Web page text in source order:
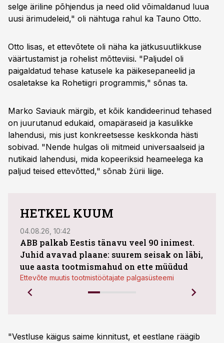
selge äriline põhjendus ja need olid võimaldanud luua
uusi ärimudeleid," oli nähtuga rahul ka Tauno Otto.
Otto lisas, et ettevõtete oli näha ka jätkusuutlikkuse
väärtustamist ja rohelist mõtteviisi. "Paljudel oli
paigaldatud tehase katusele ka päikesepaneelid ja
osaletakse ka Rohetiigri programmis," sõnas ta.
Marko Saviauk märgib, et kõik kandideerinud tehased
on juurutanud edukaid, omapäraseid ja kasulikke
lahendusi, mis just konkreetsesse keskkonda hästi
sobivad. "Nende hulgas oli mitmeid universaalseid ja
nutikaid lahendusi, mida kopeeriksid heameelega ka
paljud teised ettevõtted," sõnab žürii liige.
HETKEL KUUM
04.08.26, 10:42
ABB palkab Eestis tänavu veel 90 inimest.
Juhid avavad plaane: suurem seisak on läbi,
uue aasta tootmismahud on ette müüdud
Ettevõte muutis tootmistöötajate palgasüsteemi
"Vestluse käigus saime kinnitust, et eestlane räägib